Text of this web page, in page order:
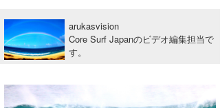
波情報･概況
WAVE HUNTER 波予想ツール
ニュース
arukasvision
Core Surf Japanのビデオ編集担当で
す。
アート＆エンタメ
トラベル